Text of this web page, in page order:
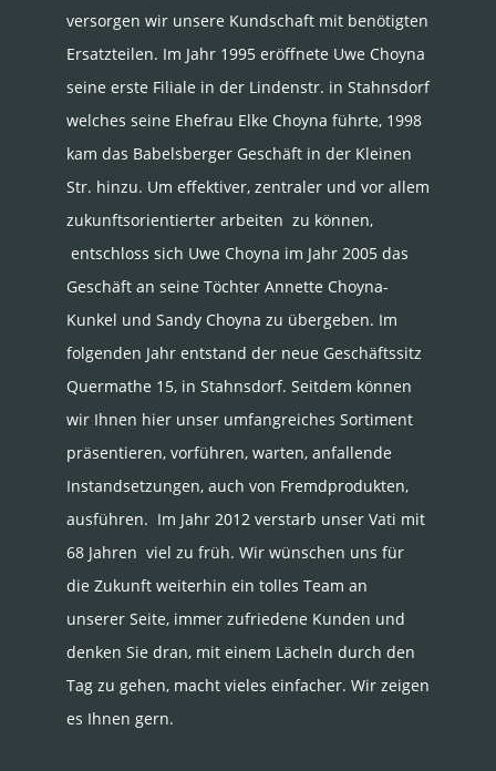
versorgen wir unsere Kundschaft mit benötigten
Ersatzteilen. Im Jahr 1995 eröffnete Uwe Choyna
seine erste Filiale in der Lindenstr. in Stahnsdorf
welches seine Ehefrau Elke Choyna führte, 1998
kam das Babelsberger Geschäft in der Kleinen
Str. hinzu. Um effektiver, zentraler und vor allem
zukunftsorientierter arbeiten zu können,
entschloss sich Uwe Choyna im Jahr 2005 das
Geschäft an seine Töchter Annette Choyna-
Kunkel und Sandy Choyna zu übergeben. Im
folgenden Jahr entstand der neue Geschäftssitz
Quermathe 15, in Stahnsdorf. Seitdem können
wir Ihnen hier unser umfangreiches Sortiment
präsentieren, vorführen, warten, anfallende
Instandsetzungen, auch von Fremdprodukten,
ausführen. Im Jahr 2012 verstarb unser Vati mit
68 Jahren viel zu früh. Wir wünschen uns für
die Zukunft weiterhin ein tolles Team an
unserer Seite, immer zufriedene Kunden und
denken Sie dran, mit einem Lächeln durch den
Tag zu gehen, macht vieles einfacher. Wir zeigen
es Ihnen gern.